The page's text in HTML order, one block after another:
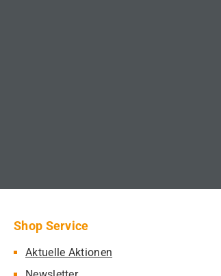
Shop Service
Aktuelle Aktionen